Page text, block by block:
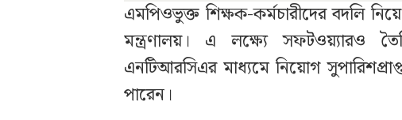
এমপিওভুক্ত শিক্ষক-কর্মচারীদের বদলি
মন্ত্রণালয়। এ লক্ষ্যে সফটওয়্যারও
এনটিআরসিএর মাধ্যমে নিয়োগ
পারেন।